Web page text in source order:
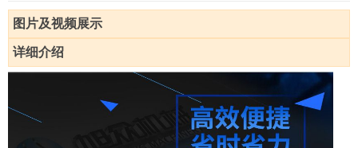
图片及视频展示
详细介绍